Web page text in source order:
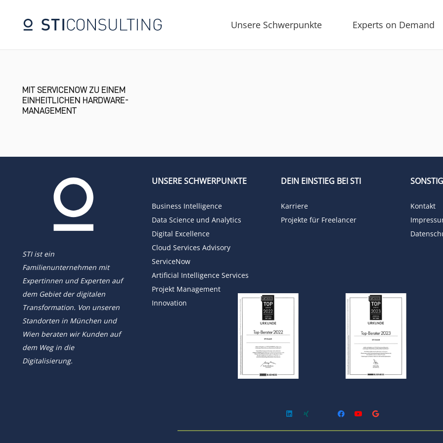
Unsere Schwerpunkte Experts on Demand
MIT SERVICENOW ZU EINEM
EINHEITLICHEN HARDWARE-
MANAGEMENT
STI ist ein
Familienunternehmen mit
Expertinnen und Experten auf
dem Gebiet der digitalen
Transformation. Von unseren
Standorten in München und
Wien beraten wir Kunden auf
dem Weg in die
Digitalisierung.
UNSERE SCHWERPUNKTE
Business Intelligence
Data Science und Analytics
Digital Excellence
Cloud Services Advisory
ServiceNow
Artificial Intelligence Services
Projekt Management
Innovation
DEIN EINSTIEG BEI STI
Karriere
Projekte für Freelancer
Kontakt